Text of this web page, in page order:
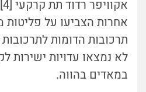
אחרות הצביעו על פליטות
לא נמצאו עדויות ישירות
במאדים בהווה.